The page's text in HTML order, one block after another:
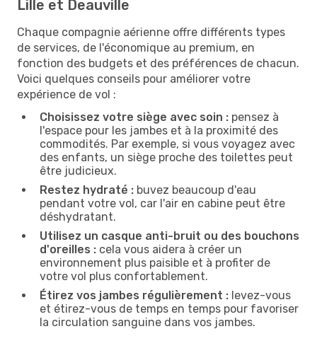
Lille et Deauville
Chaque compagnie aérienne offre différents types
de services, de l'économique au premium, en
fonction des budgets et des préférences de chacun.
Voici quelques conseils pour améliorer votre
expérience de vol :
Choisissez votre siège avec soin : pensez à
l'espace pour les jambes et à la proximité des
commodités. Par exemple, si vous voyagez avec
des enfants, un siège proche des toilettes peut
être judicieux.
Restez hydraté : buvez beaucoup d'eau
pendant votre vol, car l'air en cabine peut être
déshydratant.
Utilisez un casque anti-bruit ou des bouchons
d'oreilles : cela vous aidera à créer un
environnement plus paisible et à profiter de
votre vol plus confortablement.
Étirez vos jambes régulièrement : levez-vous
et étirez-vous de temps en temps pour favoriser
la circulation sanguine dans vos jambes.